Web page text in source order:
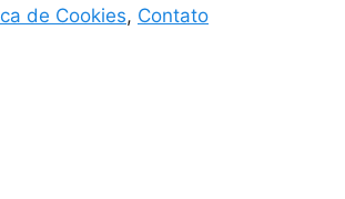
de Cookies, Contato